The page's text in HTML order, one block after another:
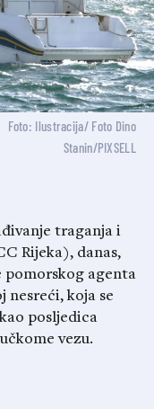
Foto: Ilustracija/ Foto Dino
Stanin/PIXSELL
traganja i
Rijeka), danas,
pomorskog agenta
nesreći, koja se
posljedica
vezu.